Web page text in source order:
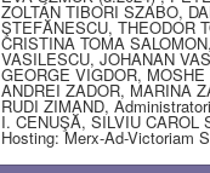
ZOLTÁN TIBORI SZABO,
ŞTEFĂNESCU, THEODOR
CRISTINA TOMA
VASILESCU, JOHANAN
GEORGE VIGDOR, MOSHE
ANDREI ZADOR, MARINA
RUDI ZIMAND,
I. CENUŞĂ, SILVIU CAROL
Hosting: Merx-Ad-Victoriam